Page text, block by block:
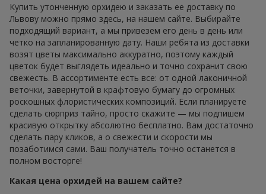
Купить утонченную орхидею и заказать ее доставку по
Львову можно прямо здесь, на нашем сайте. Выбирайте
подходящий вариант, а мы привезем его день в день или
четко на запланированную дату. Наши ребята из доставки
возят цветы максимально аккуратно, поэтому каждый
цветок будет выглядеть идеально и точно сохранит свою
свежесть. В ассортименте есть все: от одной лаконичной
веточки, завернутой в крафтовую бумагу до огромных
роскошных флористических композиций. Если планируете
сделать сюрприз тайно, просто скажите — мы подпишем
красивую открытку абсолютно бесплатно. Вам достаточно
сделать пару кликов, а о свежести и скорости мы
позаботимся сами. Ваш получатель точно останется в
полном восторге!
Какая цена орхидей на вашем сайте?